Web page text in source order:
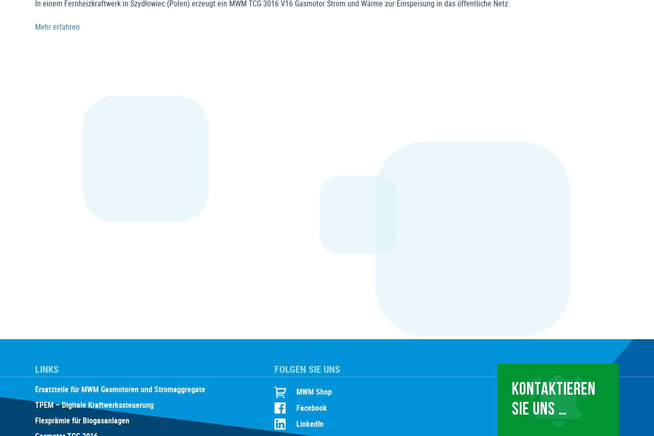
In einem Fernheizkraftwerk in Szydłowiec (Polen) erzeugt ein MWM TCG 3016 V16 Gasmotor Strom und Wärme zur Einspeisung in das öffentliche Netz.
Mehr erfahren
LINKS
Ersatzteile für MWM Gasmotoren und Stromaggregate
TPEM – Digitale Kraftwerkssteuerung
Flexprämie für Biogasanlagen
FOLGEN SIE UNS
MWM Shop
Facebook
LinkedIn
KONTAKTIEREN
SIE UNS …